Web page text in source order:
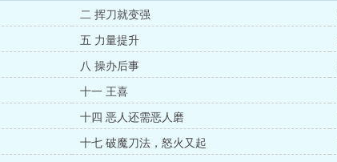
二 挥刀就变强
五 力量提升
八 操办后事
十一 王喜
十四 恶人还需恶人磨
十七 破魔刀法，怒火又起